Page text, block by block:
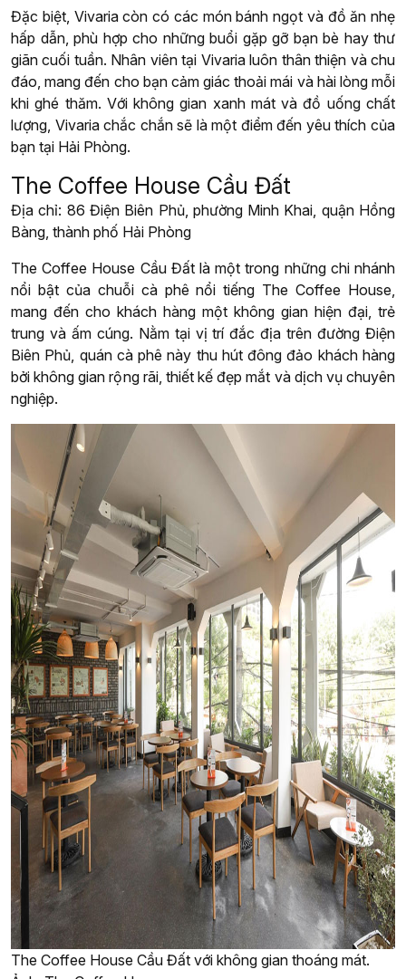
Đặc biệt, Vivaria còn có các món bánh ngọt và đồ ăn nhẹ
hấp dẫn, phù hợp cho những buổi gặp gỡ bạn bè hay thư
giãn cuối tuần. Nhân viên tại Vivaria luôn thân thiện và chu
đáo, mang đến cho bạn cảm giác thoải mái và hài lòng mỗi
khi ghé thăm. Với không gian xanh mát và đồ uống chất
lượng, Vivaria chắc chắn sẽ là một điểm đến yêu thích của
bạn tại Hải Phòng.
The Coffee House Cầu Đất
Địa chỉ: 86 Điện Biên Phủ, phường Minh Khai, quận Hồng
Bàng, thành phố Hải Phòng
The Coffee House Cầu Đất là một trong những chi nhánh
nổi bật của chuỗi cà phê nổi tiếng The Coffee House,
mang đến cho khách hàng một không gian hiện đại, trẻ
trung và ấm cúng. Nằm tại vị trí đắc địa trên đường Điện
Biên Phủ, quán cà phê này thu hút đông đảo khách hàng
bởi không gian rộng rãi, thiết kế đẹp mắt và dịch vụ chuyên
nghiệp.
The Coffee House Cầu Đất với không gian thoáng mát.